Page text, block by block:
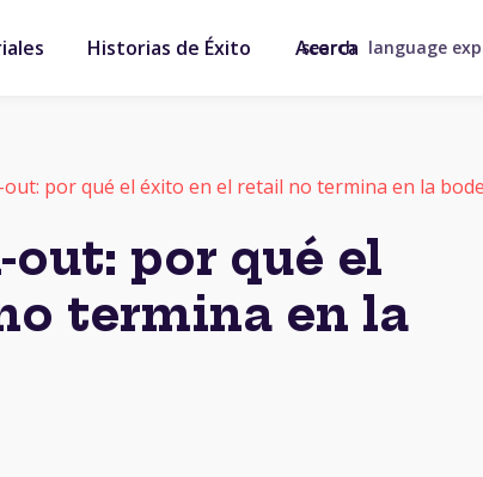
Historias de Éxito Acerca
search language
por qué el éxito en el retail no termina en la
por qué el
termina en la